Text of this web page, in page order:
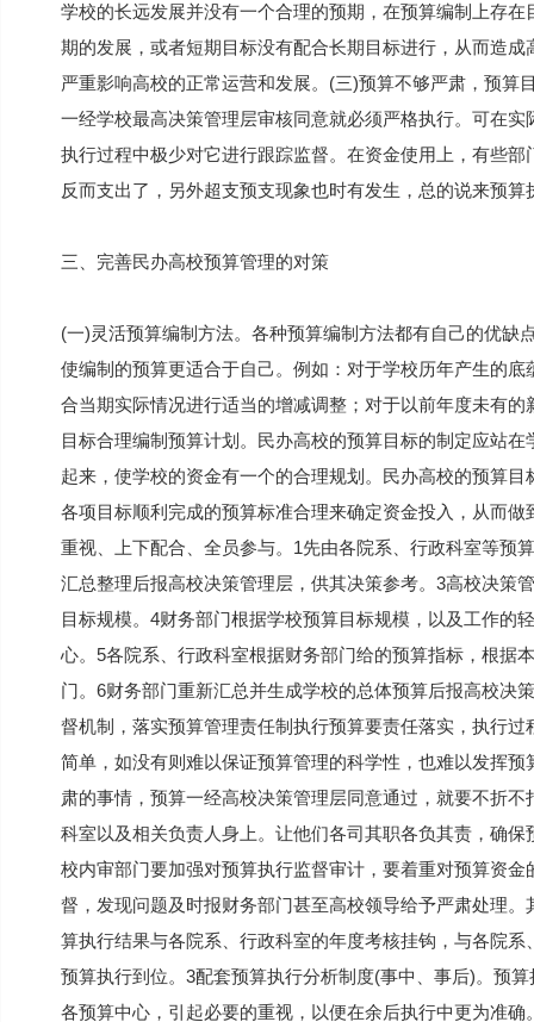
学校的长远发展并没有一个合理的预期，在预算编制上存
期的发展，或者短期目标没有配合长期目标进行，从而造
严重影响高校的正常运营和发展。(三)预算不够严肃，预
一经学校最高决策管理层审核同意就必须严格执行。可在
执行过程中极少对它进行跟踪监督。在资金使用上，有些
反而支出了，另外超支预支现象也时有发生，总的说来预
三、完善民办高校预算管理的对策
(一)灵活预算编制方法。各种预算编制方法都有自己的优
使编制的预算更适合于自己。例如：对于学校历年产生的
合当期实际情况进行适当的增减调整；对于以前年度未有
目标合理编制预算计划。民办高校的预算目标的制定应站
起来，使学校的资金有一个的合理规划。民办高校的预算
各项目标顺利完成的预算标准合理来确定资金投入，从而
重视、上下配合、全员参与。1先由各院系、行政科室等预
汇总整理后报高校决策管理层，供其决策参考。3高校决策
目标规模。4财务部门根据学校预算目标规模，以及工作的
心。5各院系、行政科室根据财务部门给的预算指标，根据
门。6财务部门重新汇总并生成学校的总体预算后报高校决
督机制，落实预算管理责任制执行预算要责任落实，执行
简单，如没有则难以保证预算管理的科学性，也难以发挥
肃的事情，预算一经高校决策管理层同意通过，就要不折
科室以及相关负责人身上。让他们各司其职各负其责，确
校内审部门要加强对预算执行监督审计，要着重对预算资
督，发现问题及时报财务部门甚至高校领导给予严肃处理
算执行结果与各院系、行政科室的年度考核挂钩，与各院
预算执行到位。3配套预算执行分析制度(事中、事后)。预
各预算中心，引起必要的重视，以便在余后执行中更为准